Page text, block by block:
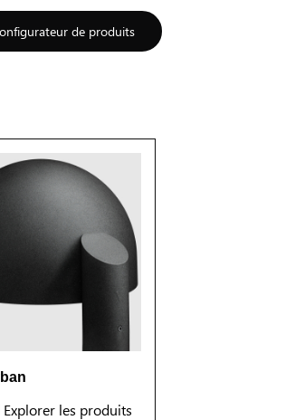
de produits
Explorer les produits